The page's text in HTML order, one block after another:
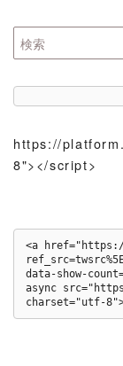
https://
8"></script>
<a
data-show-
async
charset="utf-